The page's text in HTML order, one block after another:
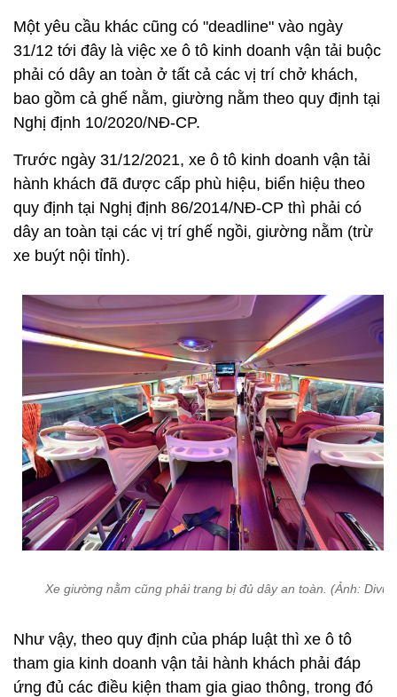
Một yêu cầu khác cũng có "deadline" vào ngày
31/12 tới đây là việc xe ô tô kinh doanh vận tải buộc
phải có dây an toàn ở tất cả các vị trí chở khách,
bao gồm cả ghế nằm, giường nằm theo quy định tại
Nghị định 10/2020/NĐ-CP.
Trước ngày 31/12/2021, xe ô tô kinh doanh vận tải
hành khách đã được cấp phù hiệu, biển hiệu theo
quy định tại Nghị định 86/2014/NĐ-CP thì phải có
dây an toàn tại các vị trí ghế ngồi, giường nằm (trừ
xe buýt nội tỉnh).
Xe giường nằm cũng phải trang bị đủ dây an toàn. (Ảnh: Divui)
Như vậy, theo quy định của pháp luật thì xe ô tô
tham gia kinh doanh vận tải hành khách phải đáp
ứng đủ các điều kiện tham gia giao thông, trong đó